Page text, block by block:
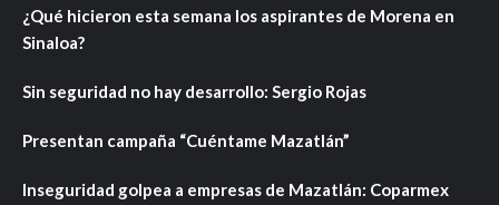
¿Qué hicieron esta semana los aspirantes de Morena en
Sinaloa?
Sin seguridad no hay desarrollo: Sergio Rojas
Presentan campaña “Cuéntame Mazatlán”
Inseguridad golpea a empresas de Mazatlán: Coparmex